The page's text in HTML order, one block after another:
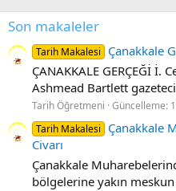
Son makaleler
Tarih Makalesi
Çanakkale
ÇANAKKALE GERÇEĞİ İ.
Ashmead Bartlett
Tarih Öğretmeni Güncelleme:
Tarih Makalesi
Çanakkale
Civarı
Çanakkale
bölgelerine yakın